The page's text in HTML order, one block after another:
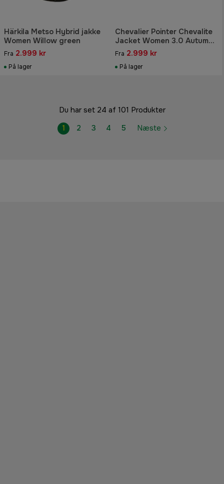
Härkila Metso Hybrid jakke
Women Willow green
Fra 2.999 kr
På lager
Chevalier Pointer Chevalite
Jacket Women 3.0 Autumn
Green
Fra 2.999 kr
På lager
Du har set 24 af 101 Produkter
1
2 3 4 5 Næste